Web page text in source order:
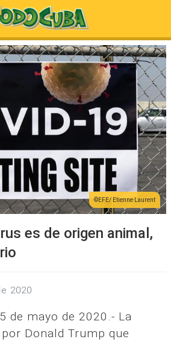
EFE/ Etienne Laurent
es de origen animal,
2020
de mayo de 2020.- La
Donald Trump que